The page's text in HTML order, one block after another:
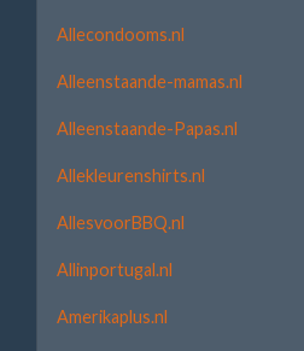
Allecondooms.nl
Alleenstaande-mamas.nl
Alleenstaande-Papas.nl
Allekleurenshirts.nl
AllesvoorBBQ.nl
Allinportugal.nl
Amerikaplus.nl